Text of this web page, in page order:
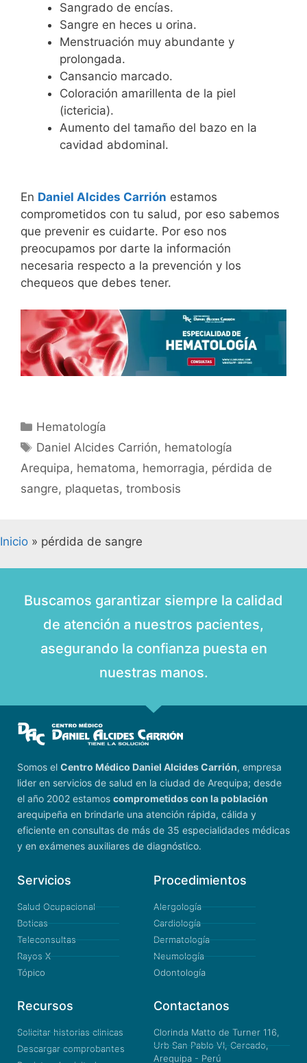
Sangrado de encías.
Sangre en heces u orina.
Menstruación muy abundante y
prolongada.
Cansancio marcado.
Coloración amarillenta de la piel
(ictericia).
Aumento del tamaño del bazo en la
cavidad abdominal.
En Daniel Alcides Carrión estamos
comprometidos con tu salud, por eso sabemos
que prevenir es cuidarte. Por eso nos
preocupamos por darte la información
necesaria respecto a la prevención y los
chequeos que debes tener.
Hematología
Daniel Alcides Carrión, hematología
Arequipa, hematoma, hemorragia, pérdida de
sangre, plaquetas, trombosis
Inicio » pérdida de sangre
Buscamos garantizar siempre la calidad
de atención a nuestros pacientes,
asegurando la confianza puesta en
nuestras manos.
Somos el Centro Médico Daniel Alcides Carrión, empresa
lider en servicios de salud en la ciudad de Arequipa; desde
el año 2002 estamos comprometidos con la población
arequipeña en brindarle una atención rápida, cálida y
eficiente en consultas de más de 35 especialidades médicas
y en exámenes auxiliares de diagnóstico.
Servicios
Salud Ocupacional
Boticas
Teleconsultas
Rayos X
Tópico
Procedimientos
Alergología
Cardiología
Dermatología
Neumología
Odontología
Recursos
Solicitar historias clinicas
Descargar comprobantes
Contactanos
Clorinda Matto de Turner 116,
Urb San Pablo VI, Cercado,
Arequipa - Perú